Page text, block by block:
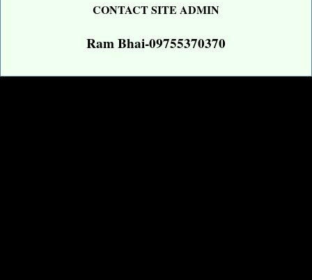
CONTACT SITE ADMIN
Ram Bhai-09755370370